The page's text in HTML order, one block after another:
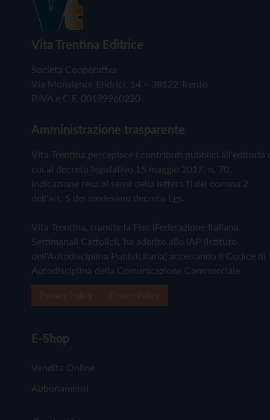
Vita Trentina Editrice
Società Cooperativa
Via Monsignor Endrici, 14 – 38122 Trento
P.IVA e C.F. 00199960220
Amministrazione trasparente
Vita Trentina percepisce i contributi pubblici all'editoria
cui al decreto legislativo 15 maggio 2017, n. 70.
Indicazione resa ai sensi della lettera f) del comma 2
dell'art. 5 del medesimo decreto Lgs.
Vita Trentina, tramite la Fisc (Federazione Italiana
Settimanali Cattolici), ha aderito allo IAP (Istituto
dell'Autodisciplina Pubblicitaria) accettando il Codice di
Autodisciplina della Comunicazione Commerciale
E-Shop
Vendita Online
Abbonamenti